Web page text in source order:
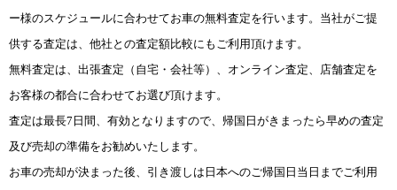
ー様のスケジュールに合わせてお車の無料査定を行います。当社がご提
供する査定は、他社との査定額比較にもご利用頂けます。
無料査定は、出張査定（自宅・会社等）、オンライン査定、店舗査定を
お客様の都合に合わせてお選び頂けます。
査定は最長7日間、有効となりますので、帰国日がきまったら早めの査定
及び売却の準備をお勧めいたします。
お車の売却が決まった後、引き渡しは日本へのご帰国日当日までご利用